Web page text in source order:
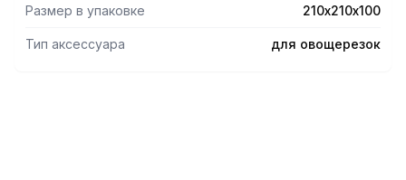
Размер в упаковке 210х210х100
Тип аксессуара для овощерезок